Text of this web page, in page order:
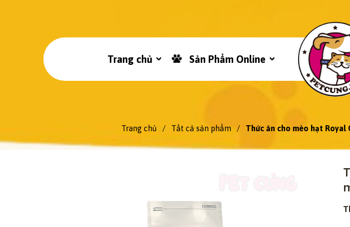
Trang chủ Sản Phẩm Online
Trang chủ / Tất cả sản phẩm / Thức ăn cho mèo hạt Royal